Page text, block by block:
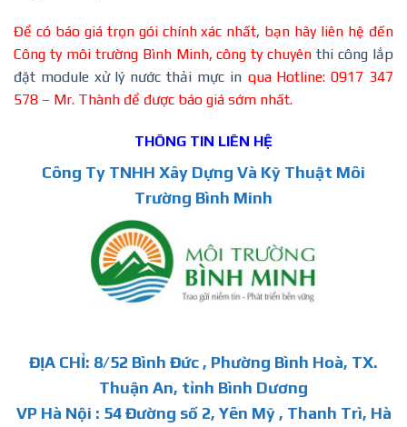
Để có báo giá trọn gói chính xác nhất, bạn hãy liên hệ đến
Công ty môi trường Bình Minh, công ty chuyênthi công lắp
đặt module xử lý nước thải mực inqua Hotline: 0917 347
578 – Mr. Thành để được báo giá sớm nhất.
THÔNG TIN LIÊN HỆ
Công Ty TNHH Xây Dựng Và Kỹ Thuật Môi
Trường Bình Minh
ĐỊA CHỈ: 8/52 Bình Đức , Phường Bình Hoà, TX.
Thuận An, tỉnh Bình Dương
VP Hà Nội : 54 Đường số 2, Yên Mỹ , Thanh Trì, Hà